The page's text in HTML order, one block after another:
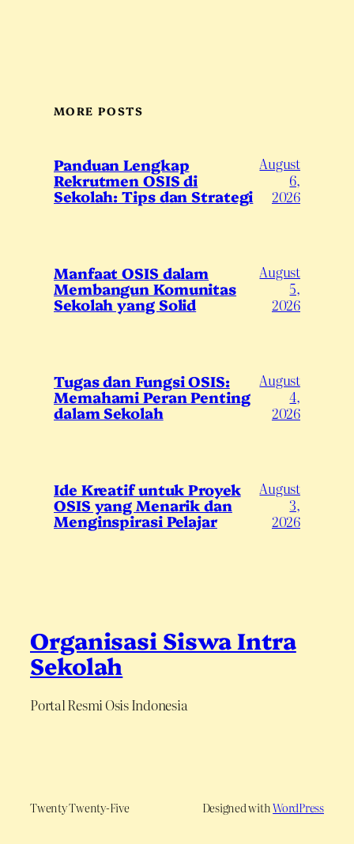
MORE POSTS
Panduan Lengkap
Rekrutmen OSIS di
Sekolah: Tips dan Strategi
August
6,
2026
Manfaat OSIS dalam
Membangun Komunitas
Sekolah yang Solid
August
5,
2026
Tugas dan Fungsi OSIS:
Memahami Peran Penting
dalam Sekolah
August
4,
2026
Ide Kreatif untuk Proyek
OSIS yang Menarik dan
Menginspirasi Pelajar
August
3,
2026
Organisasi Siswa Intra
Sekolah
Portal Resmi Osis Indonesia
Twenty Twenty-Five Designed withWordPress